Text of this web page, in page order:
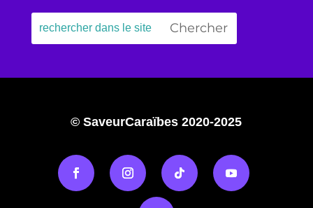
© SaveurCaraïbes 2020-2025